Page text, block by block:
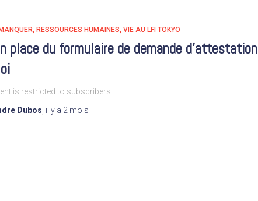
RESSOURCES HUMAINES VIE AU LFI TOKYO
place du formulaire de demande d’attestation
is restricted to subscribers
Dubos il y a 2 mois